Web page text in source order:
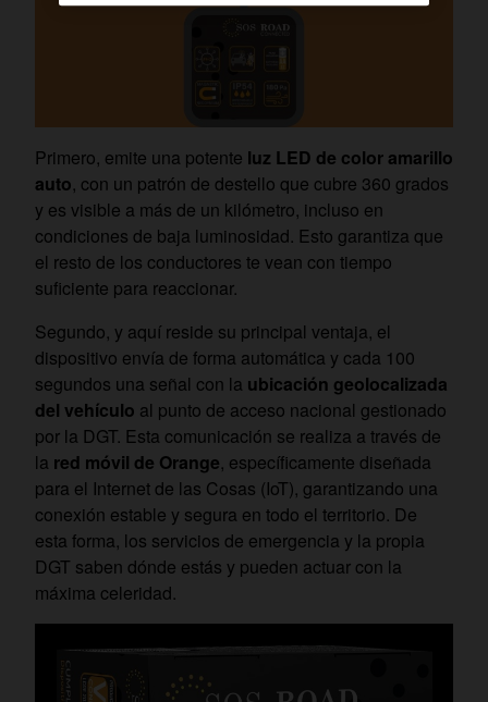
Primero, emite una potente luz LED de color amarillo
auto, con un patrón de destello que cubre 360 grados
y es visible a más de un kilómetro, incluso en
condiciones de baja luminosidad. Esto garantiza que
el resto de los conductores te vean con tiempo
suficiente para reaccionar.
Segundo, y aquí reside su principal ventaja, el
dispositivo envía de forma automática y cada 100
segundos una señal con la ubicación geolocalizada
del vehículo al punto de acceso nacional gestionado
por la DGT. Esta comunicación se realiza a través de
la red móvil de Orange, específicamente diseñada
para el Internet de las Cosas (IoT), garantizando una
conexión estable y segura en todo el territorio. De
esta forma, los servicios de emergencia y la propia
DGT saben dónde estás y pueden actuar con la
máxima celeridad.